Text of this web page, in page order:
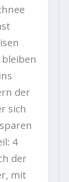
bleiben
der
sich
4
der
mit